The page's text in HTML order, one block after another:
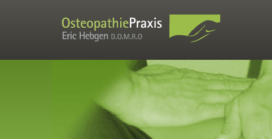
Liste der Seminarorte
VXIO - Kontakt
Osteopathiepraxis (Vinxel und Dierdorf)
Aktuelles Kursprogramm der Präventionspraxis H. Kostrzewa-